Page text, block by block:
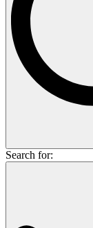
Search for: